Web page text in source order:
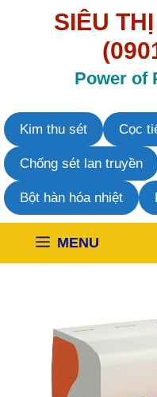
SIÊU
Power of
Kim thu sét Cọc
Chống sét lan truyền
Bột hàn hóa nhiệt
MENU